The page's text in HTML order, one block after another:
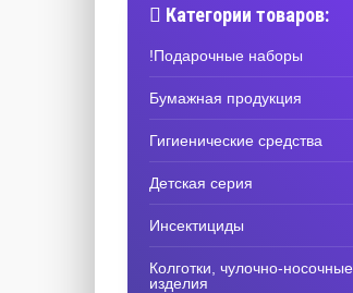
Категории товаров:
!Подарочные наборы
Бумажная продукция
Гигиенические средства
Детская серия
Инсектициды
Колготки, чулочно-носочные
изделия